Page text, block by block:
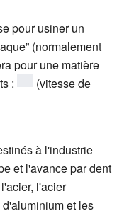
pour usiner un
(normalement
pour une matière
:
{\displaystyle
(vitesse de
à l'industrie
et l'avance par dent
l'acier
et les